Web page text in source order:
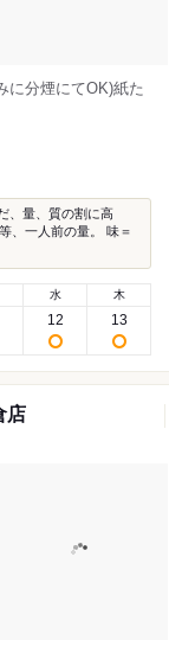
に分煙にてOK)紙た
、量、質の割に高
、一人前の量。 味＝
水
12
木
13
店